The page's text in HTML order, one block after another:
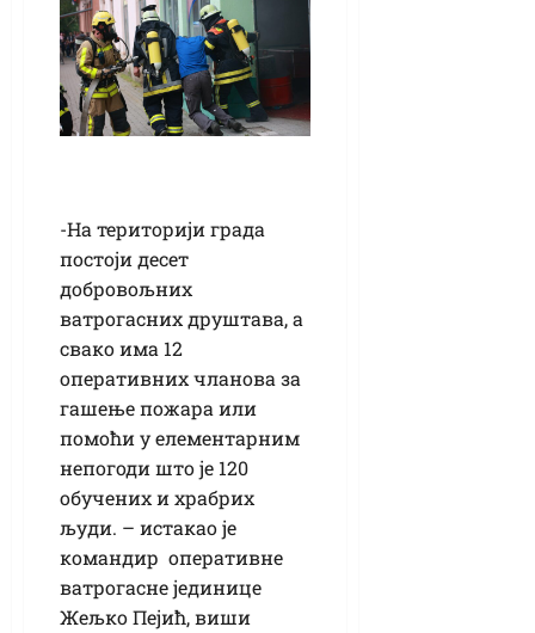
-На територији града
постоји десет
добровољних
ватрогасних друштава, а
свако има 12
оперативних чланова за
гашење пожара или
помоћи у елементарним
непогоди што је 120
обучених и храбрих
људи. – истакао је
командир оперативне
ватрогасне јединице
Жељко Пејић, виши